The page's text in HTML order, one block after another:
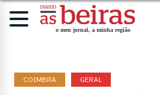
COIMBRA GERAL